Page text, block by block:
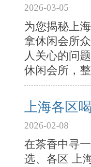
2026-03-05
为您揭秘上
拿休闲会所
人关心的问
休闲会所，
上海各区
2026-02-08
在茶香中寻
选、各区 上